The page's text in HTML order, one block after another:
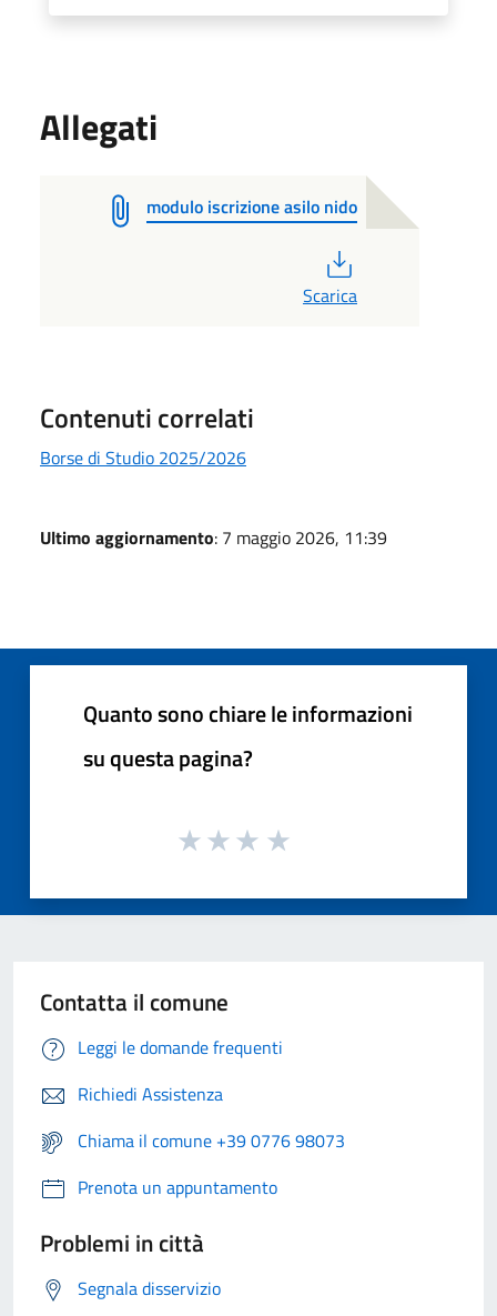
Allegati
modulo iscrizione asilo nido
Scarica
Contenuti correlati
Borse di Studio 2025/2026
Ultimo aggiornamento: 7 maggio 2026, 11:39
Quanto sono chiare le informazioni
su questa pagina?
Contatta il comune
Leggi le domande frequenti
Richiedi Assistenza
Chiama il comune +39 0776 98073
Prenota un appuntamento
Problemi in città
Segnala disservizio